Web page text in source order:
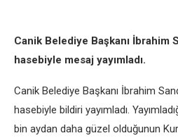
Canik Belediye Başkanı İbrahim
hasebiyle mesaj yayımladı.
Canik Belediye Başkanı İbrahim
hasebiyle bildiri yayımladı.
bin aydan daha güzel olduğunun